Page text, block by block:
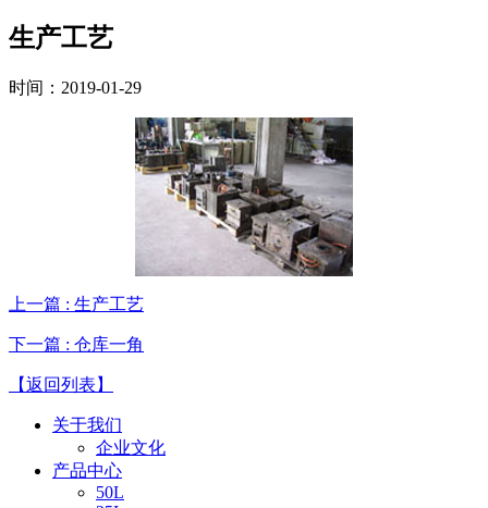
生产工艺
时间：2019-01-29
上一篇 : 生产工艺
下一篇 : 仓库一角
【返回列表】
关于我们
企业文化
产品中心
50L